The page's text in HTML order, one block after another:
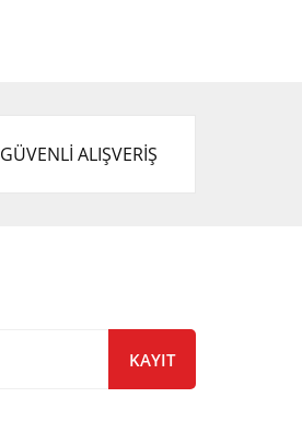
GÜVENLİ ALIŞVERİŞ
KAYIT